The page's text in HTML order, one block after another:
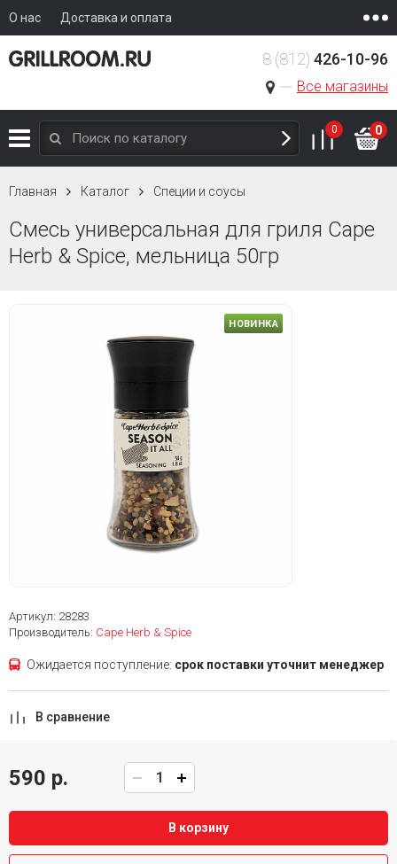
О нас Доставка и оплата
Все магазины
8 (812) 426-10-96
0 0
Главная Каталог Специи и соусы
Смесь универсальная для гриля Cape
Herb & Spice, мельница 50гр
НОВИНКА
Артикул: 28283
Производитель: Cape Herb & Spice
Ожидается поступление: срок поставки уточнит менеджер
В сравнение
590 р.
В корзину